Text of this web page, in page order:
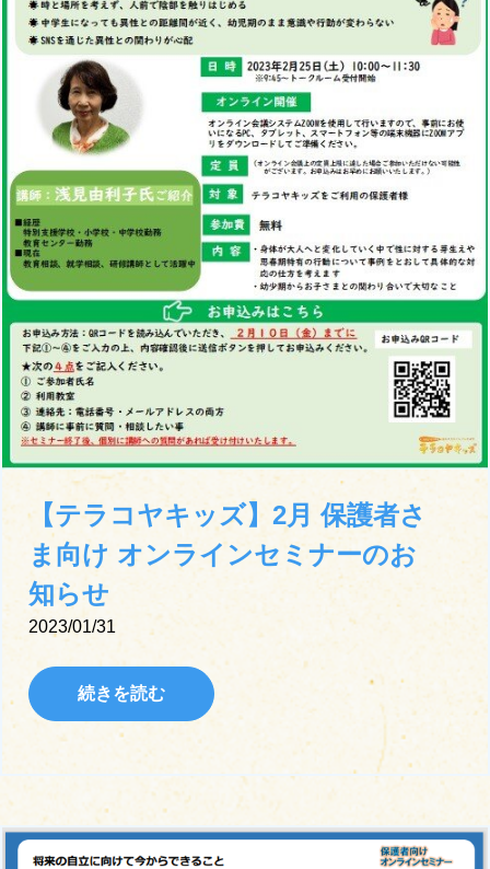
【テラコヤキッズ】2月 保護者さ
ま向け オンラインセミナーのお
知らせ
2023/01/31
続きを読む